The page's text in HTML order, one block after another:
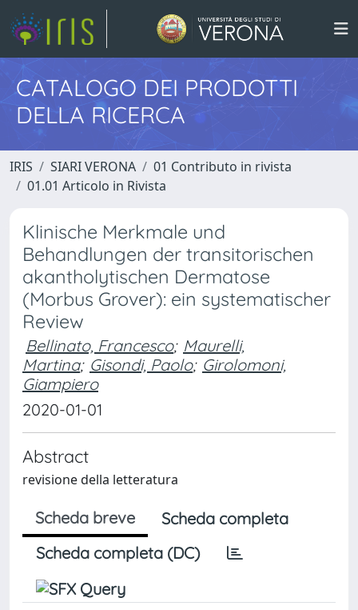
CATALOGO DEI PRODOTTI
DELLA RICERCA
IRIS SIARI VERONA
01 Contributo in rivista
01.01 Articolo in Rivista
Klinische Merkmale und
Behandlungen der transitorischen
akantholytischen Dermatose
(Morbus Grover): ein systematischer
Review
Bellinato, Francesco; Maurelli,
Martina; Gisondi, Paolo; Girolomoni,
Giampiero
2020-01-01
Abstract
revisione della letteratura
Scheda breve
Scheda completa
Scheda completa (DC)